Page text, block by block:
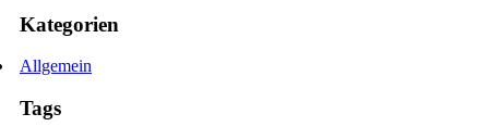
Kategorien
Allgemein
Tags